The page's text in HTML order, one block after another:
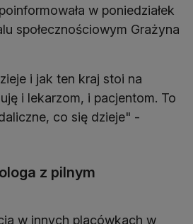
w poniedziałek
społecznościowym Grażyna
i jak ten kraj stoi na
i lekarzom, i pacjentom. To
co się dzieje" -
z pilnym
w innych placówkach w